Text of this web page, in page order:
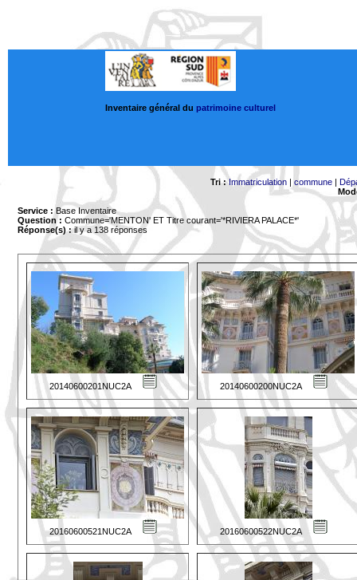
Inventaire général du patrimoine culturel
Tri : Immatriculation |commune |
Service : Base Inventaire
Question : Commune='MENTON' ET Titre courant='*RIVIERA PALACE*'
Réponse(s) :il y a 138 réponses
20140600201NUC2A 20140600200NUC2A
20160600521NUC2A 20160600522NUC2A